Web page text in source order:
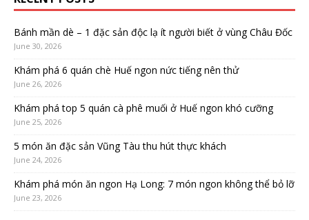
Bánh mần dè – 1 đặc sản độc lạ ít người biết ở vùng Châu Đốc
June 30, 2026
Khám phá 6 quán chè Huế ngon nức tiếng nên thử
June 26, 2026
Khám phá top 5 quán cà phê muối ở Huế ngon khó cưỡng
June 25, 2026
5 món ăn đặc sản Vũng Tàu thu hút thực khách
June 24, 2026
Khám phá món ăn ngon Hạ Long: 7 món ngon không thể bỏ lỡ
June 23, 2026